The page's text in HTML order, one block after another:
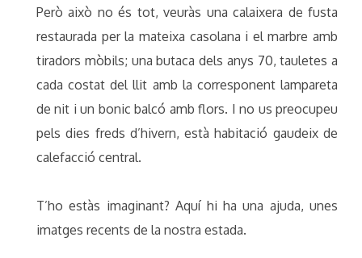
Però això no és tot, veuràs una calaixera de fusta
restaurada per la mateixa casolana i el marbre amb
tiradors mòbils; una butaca dels anys 70, tauletes a
cada costat del llit amb la corresponent lampareta
de nit i un bonic balcó amb flors. I no us preocupeu
pels dies freds d’hivern, està habitació gaudeix de
calefacció central.
T’ho estàs imaginant? Aquí hi ha una ajuda, unes
imatges recents de la nostra estada.